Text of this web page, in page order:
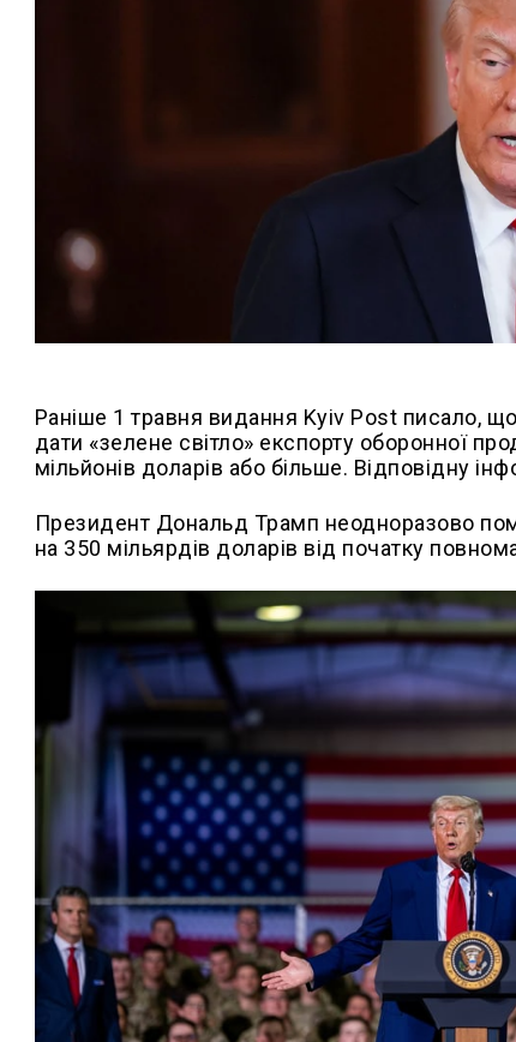
Раніше 1 травня видання Kyiv Post писало,
дати «зелене світло» експорту оборонної
мільйонів доларів або більше. Відповідну
Президент Дональд Трамп неодноразово
на 350 мільярдів доларів від початку